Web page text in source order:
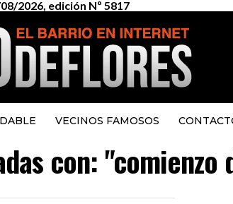
2026, edición Nº 5817
VECINOS FAMOSOS
con: "comienzo